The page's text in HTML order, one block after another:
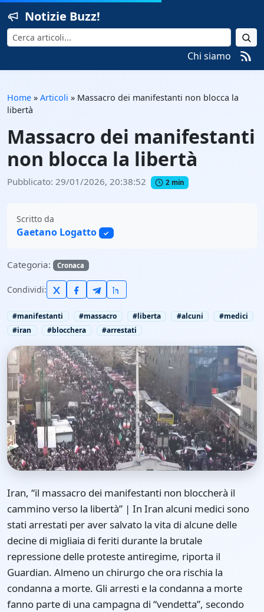
Notizie Buzz!
Cerca
Chi siamo
Home » Articoli » Massacro dei manifestanti non blocca la
libertà
Massacro dei manifestanti
non blocca la libertà
Pubblicato: 29/01/2026, 20:38:52 2 min
Scritto da
Gaetano Logatto ✓
Categoria: Cronaca
Condividi:
#manifestanti #massacro #liberta #alcuni
#medici
#iran
#blocchera #arrestati
Iran, “il massacro dei manifestanti non bloccherà il
cammino verso la libertà” | In Iran alcuni medici sono
stati arrestati per aver salvato la vita di alcune delle
decine di migliaia di feriti durante la brutale
repressione delle proteste antiregime, riporta il
Guardian. Almeno un chirurgo che ora rischia la
condanna a morte. Gli arresti e la condanna a morte
fanno parte di una campagna di “vendetta”, secondo